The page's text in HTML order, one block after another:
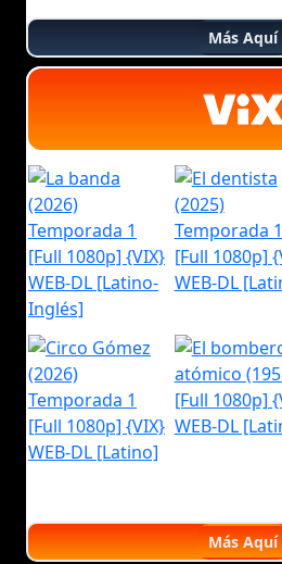
Más Aquí
Más Aquí